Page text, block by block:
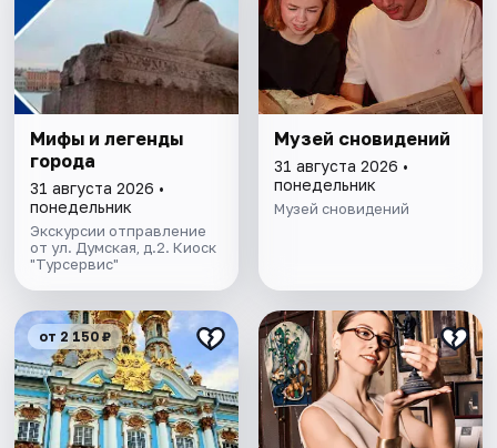
Мифы и легенды
города
31 августа 2026 •
понедельник
Экскурсии отправление
от ул. Думская, д.2. Киоск
"Турсервис"
Музей сновидений
31 августа 2026 •
понедельник
Музей сновидений
от 2 150 ₽